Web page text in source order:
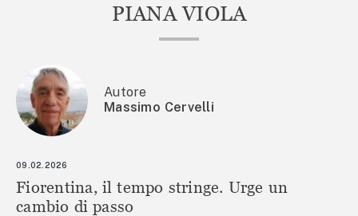
PIANA VIOLA
Autore
Massimo Cervelli
09.02.2026
Fiorentina, il tempo stringe. Urge un
cambio di passo